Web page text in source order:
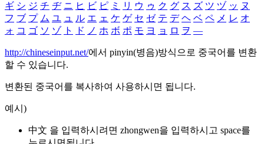
ギ シ ジ チ ヂ ニ ヒ ビ ピ ミ リ ウ ゥ ク グ ス ズ ツ ヅ ッ ヌ
フ ブ プ ム ユ ュ ル エ ェ ケ ゲ セ ゼ テ デ ヘ ベ ペ メ レ オ
ォ コ ゴ ソ ゾ ト ド ノ ホ ボ ポ モ ヨ ョ ロ ヲ ―
http://chineseinput.net/에서 pinyin(병음)방식으로 중국어를 변환
할 수 있습니다.
변환된 중국어를 복사하여 사용하시면 됩니다.
예시)
中文 을 입력하시려면 zhongwen을 입력하시고 space를